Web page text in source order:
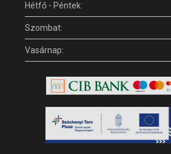
Hétfő - Péntek:
Szombat:
Vasárnap: